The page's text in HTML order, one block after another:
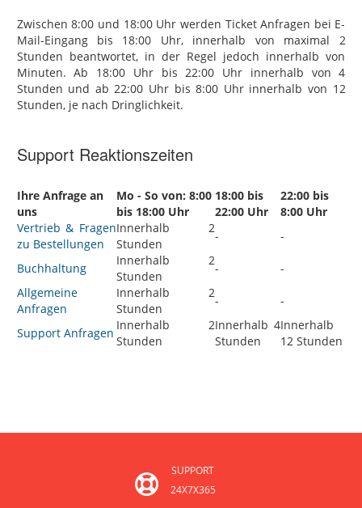
Zwischen 8:00 und 18:00 Uhr werden Ticket Anfragen bei E-
Mail-Eingang bis 18:00 Uhr, innerhalb von maximal 2
Stunden beantwortet, in der Regel jedoch innerhalb von
Minuten. Ab 18:00 Uhr bis 22:00 Uhr innerhalb von 4
Stunden und ab 22:00 Uhr bis 8:00 Uhr innerhalb von 12
Stunden, je nach Dringlichkeit.
Support Reaktionszeiten
Ihre Anfrage an
uns
Mo - So von: 8:00
bis 18:00 Uhr
18:00 bis
22:00 Uhr
22:00 bis
8:00 Uhr
Vertrieb & Fragen
zu Bestellungen
Innerhalb 2
Stunden
- -
Buchhaltung
Innerhalb 2
Stunden
-
-
Allgemeine
Anfragen
Innerhalb 2
Stunden
- -
Support Anfragen
Innerhalb 2
Stunden
Innerhalb 4
Stunden
Innerhalb
12 Stunden
SUPPORT
24X7X365